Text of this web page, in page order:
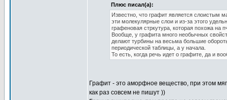
Плюс писал(а):
Известно, что графит является слоистым
эти молекулярные слои и из-за этого
графеновая стркутура, которая похожа
Вообще, у графита много необычных
делают турбины на весьма большие
периодической таблицы, а у начала.
То есть, когда речь идет о графите, да и
Графит - это аморфное вещество, при этом
как раз совсем не пишут ))